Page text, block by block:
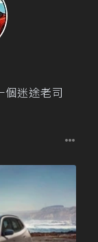
個迷途老司